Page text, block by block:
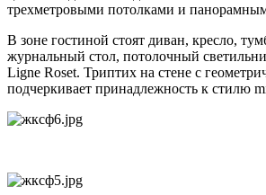
трехметровыми потолками и
В зоне гостиной стоят диван, кресло,
журнальный стол, потолочный
Ligne Roset. Триптих на стене с
подчеркивает принадлежность к стилю